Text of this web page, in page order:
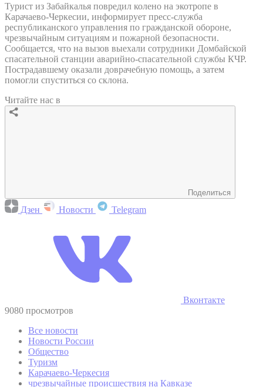
Турист из Забайкалья повредил колено на экотропе в
Карачаево-Черкесии, информирует пресс-служба
республиканского управления по гражданской обороне,
чрезвычайным ситуациям и пожарной безопасности.
Сообщается, что на вызов выехали сотрудники Домбайской
спасательной станции аварийно-спасательной службы КЧР.
Пострадавшему оказали доврачебную помощь, а затем
помогли спуститься со склона.
Читайте нас в
Поделиться
Дзен Новости Telegram
Вконтакте
9080 просмотров
Все новости
Новости России
Общество
Туризм
Карачаево-Черкесия
чрезвычайные происшествия на Кавказе